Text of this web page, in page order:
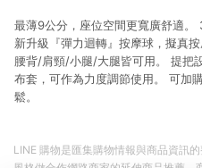
最薄9公分，座位空間更寬廣舒適。
新升級『彈力迴轉』按摩球，擬真
腰背/肩頸/小腿/大腿皆可用。 提把
布套，可作為力度調節使用。 可加
鬆。
LINE 購物是匯集購物情報與商品資訊